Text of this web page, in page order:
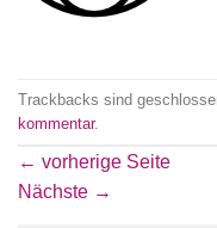
Trackbacks sind
kommentar.
← vorherige Seite
Nächste →